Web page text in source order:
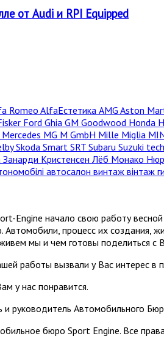
от Audi и RPI Equipped
Romeo AlfaЕстетика AMG Aston
Ford Ghia GM Goodwood Honda
Mercedes MG M GmbH Mille Miglia
Skoda Smart SRT Subaru Suzuki
Занарди Кристенсен Лёб Монако
автосалон винтаж вінтаж
Engine начало свою работу
процесс их создания,
мы и чем готовы поделиться с
работы вызвали у Вас интерес в
у нас понравится.
и руководитель Автомобильного
бюро Sport Engine. Все